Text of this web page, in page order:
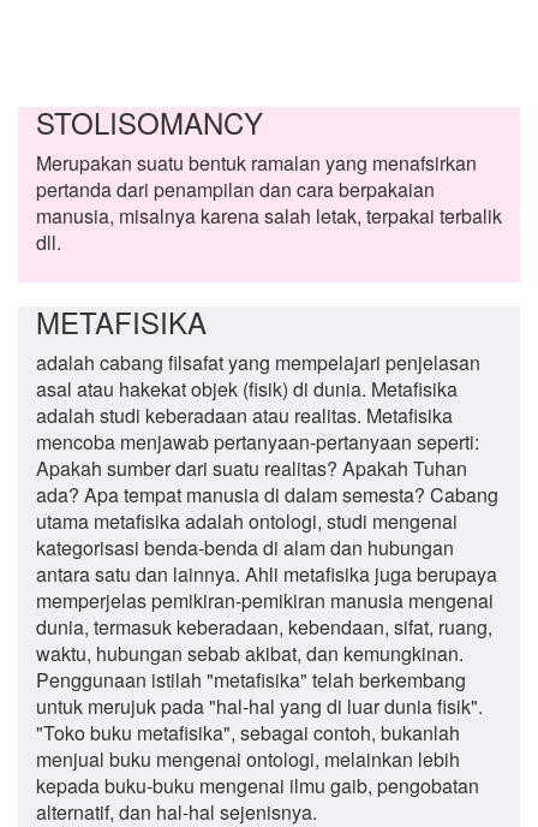
STOLISOMANCY
Merupakan suatu bentuk ramalan yang menafsirkan
pertanda dari penampilan dan cara berpakaian
manusia, misalnya karena salah letak, terpakai terbalik
dll.
METAFISIKA
adalah cabang filsafat yang mempelajari penjelasan
asal atau hakekat objek (fisik) di dunia. Metafisika
adalah studi keberadaan atau realitas. Metafisika
mencoba menjawab pertanyaan-pertanyaan seperti:
Apakah sumber dari suatu realitas? Apakah Tuhan
ada? Apa tempat manusia di dalam semesta? Cabang
utama metafisika adalah ontologi, studi mengenai
kategorisasi benda-benda di alam dan hubungan
antara satu dan lainnya. Ahli metafisika juga berupaya
memperjelas pemikiran-pemikiran manusia mengenai
dunia, termasuk keberadaan, kebendaan, sifat, ruang,
waktu, hubungan sebab akibat, dan kemungkinan.
Penggunaan istilah "metafisika" telah berkembang
untuk merujuk pada "hal-hal yang di luar dunia fisik".
"Toko buku metafisika", sebagai contoh, bukanlah
menjual buku mengenai ontologi, melainkan lebih
kepada buku-buku mengenai ilmu gaib, pengobatan
alternatif, dan hal-hal sejenisnya.